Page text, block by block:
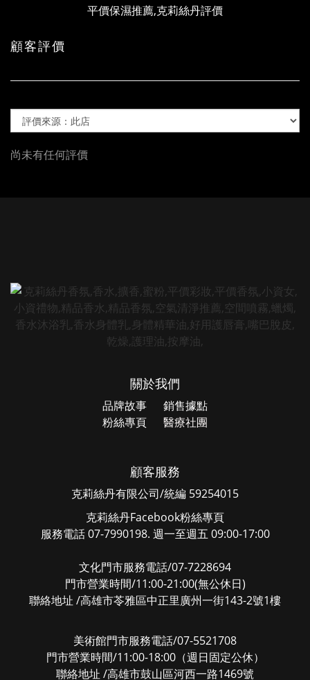
顧客評價
尚未有任何評價
關於我們
品牌故事 銷售據點
粉絲專頁 醫療社團
顧客服務
克莉絲丹有限公司/統編 59254015
克莉絲丹Facebook粉絲專頁
服務電話 07-7990198. 週一至週五 09:00-17:00
文化門市服務電話/07-7228694
門市營業時間/11:00-21:00(無公休日)
聯絡地址 /高雄市苓雅區中正里廣州一街143-2號1樓
美術館門市服務電話/07-5521708
門市營業時間/11:00-18:00（週日固定公休）
聯絡地址 /高雄市鼓山區河西一路1469號